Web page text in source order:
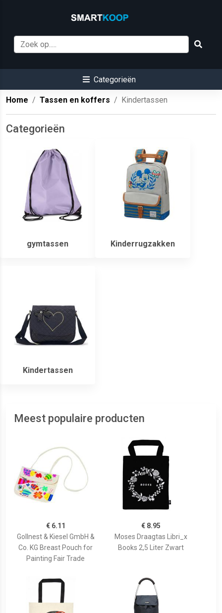
Categorieën
Home Tassen en koffers Kindertassen
Categorieën
gymtassen Kinderrugzakken
Kindertassen
Meest populaire producten
€ 6.11
Gollnest & Kiesel GmbH &
Co. KG Breast Pouch for
Painting Fair Trade
€ 8.95
Moses Draagtas Libri_x
Books 2,5 Liter Zwart